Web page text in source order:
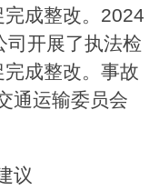
成整改。2024
司开展了执法检
成整改。事故
通运输委员会
议